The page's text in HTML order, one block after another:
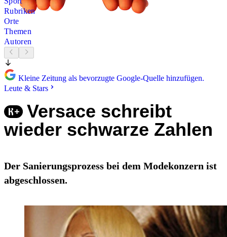
Rubriken
Orte
Themen
Autoren
Kleine Zeitung als bevorzugte Google-Quelle hinzufügen.
Leute & Stars
Versace schreibt
wieder schwarze Zahlen
Der Sanierungsprozess bei dem Modekonzern ist
abgeschlossen.